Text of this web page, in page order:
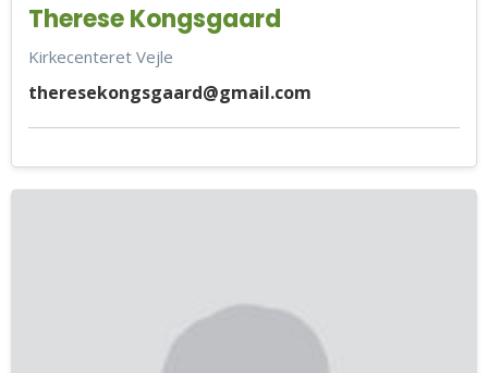
Therese Kongsgaard
Kirkecenteret Vejle
theresekongsgaard@gmail.com